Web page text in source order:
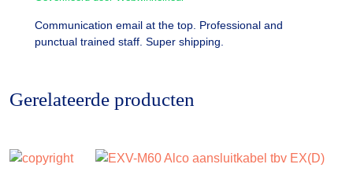
Communication email at the top. Professional and
punctual trained staff. Super shipping.
Gerelateerde producten